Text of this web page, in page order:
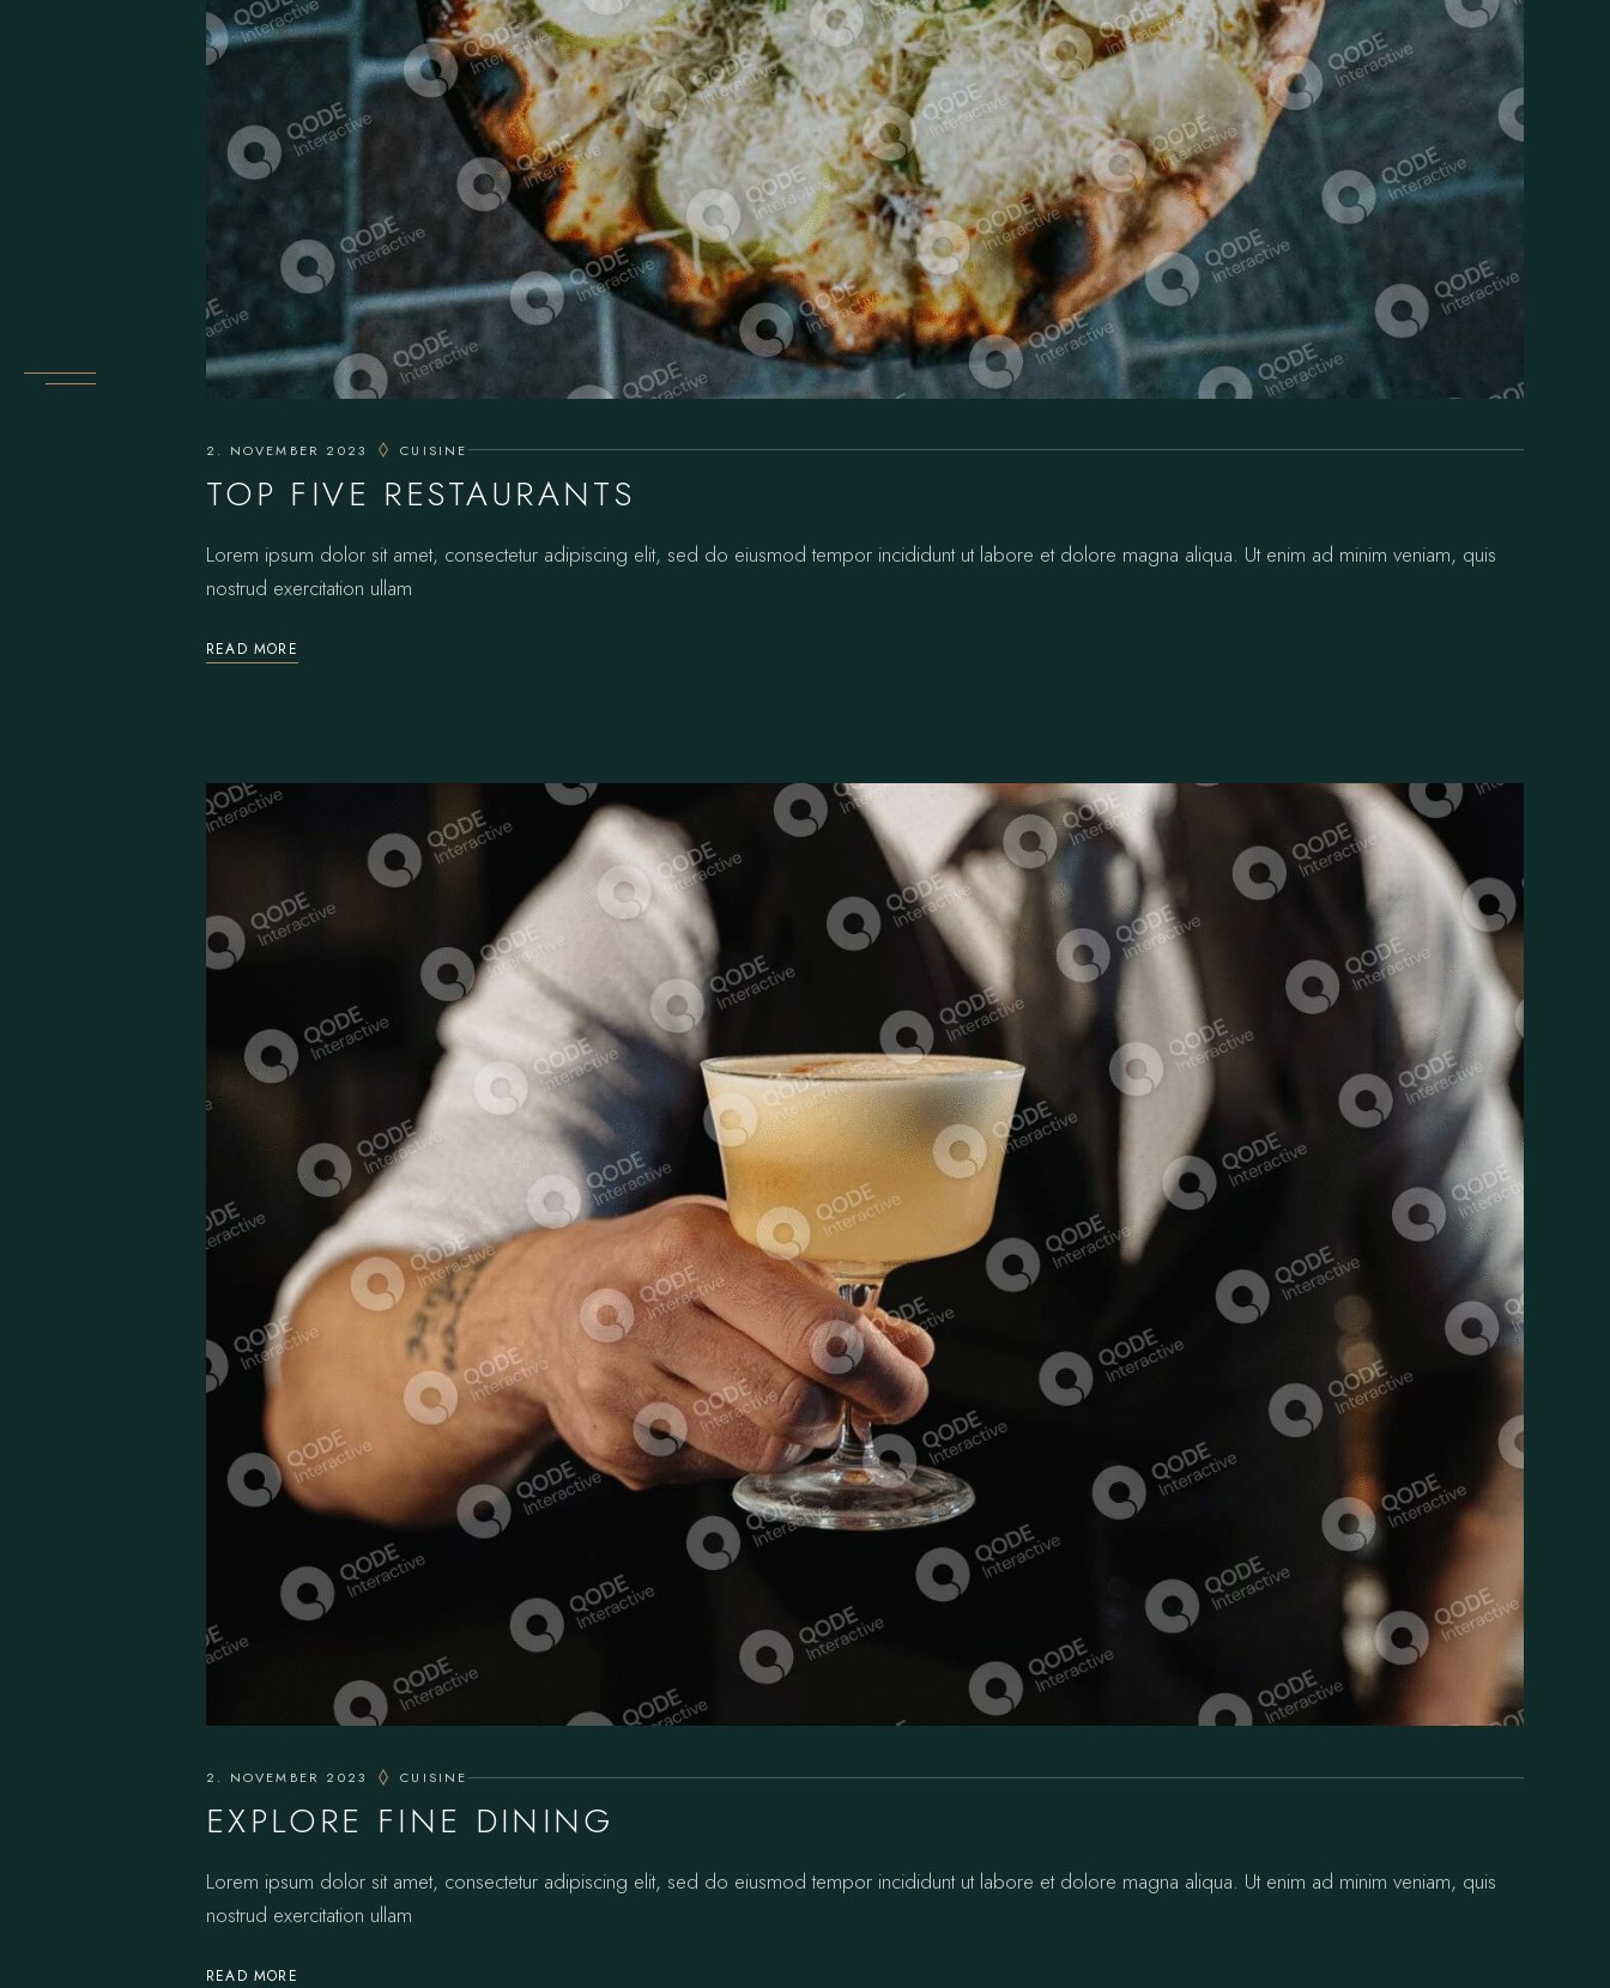
2. NOVEMBER 2023 CUISINE
TOP FIVE RESTAURANTS
Lorem ipsum dolor sit amet, consectetur adipiscing elit, sed do eiusmod tempor incididunt ut labore et dolore magna aliqua. Ut enim ad minim veniam, quis
nostrud exercitation ullam
READ MORE
2. NOVEMBER 2023 CUISINE
EXPLORE FINE DINING
Lorem ipsum dolor sit amet, consectetur adipiscing elit, sed do eiusmod tempor incididunt ut labore et dolore magna aliqua. Ut enim ad minim veniam, quis
nostrud exercitation ullam
READ MORE